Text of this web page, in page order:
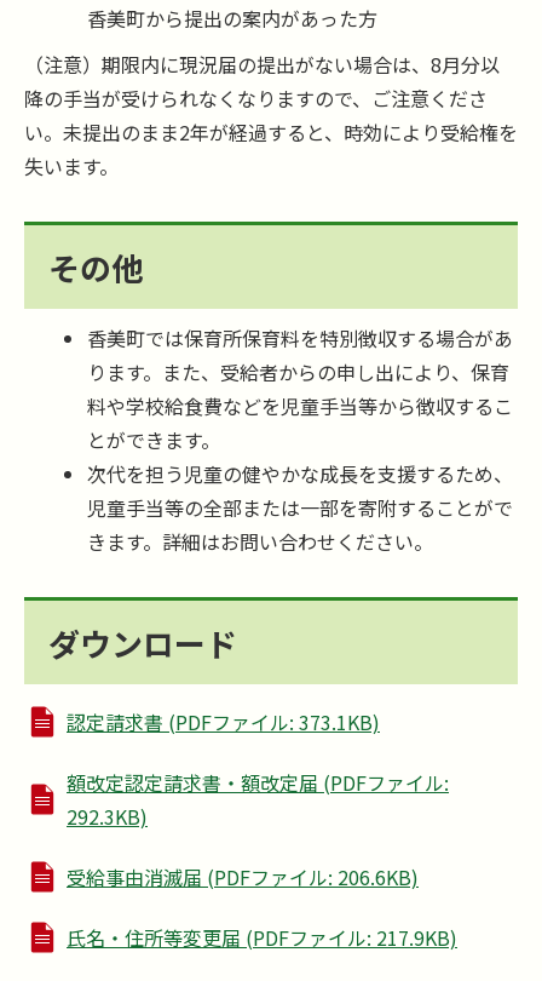
香美町から提出の案内があった方
（注意）期限内に現況届の提出がない場合は、8月分以
降の手当が受けられなくなりますので、ご注意くださ
い。未提出のまま2年が経過すると、時効により受給権を
失います。
その他
香美町では保育所保育料を特別徴収する場合があ
ります。また、受給者からの申し出により、保育
料や学校給食費などを児童手当等から徴収するこ
とができます。
次代を担う児童の健やかな成長を支援するため、
児童手当等の全部または一部を寄附することがで
きます。詳細はお問い合わせください。
ダウンロード
認定請求書 (PDFファイル: 373.1KB)
額改定認定請求書・額改定届 (PDFファイル:
292.3KB)
受給事由消滅届 (PDFファイル: 206.6KB)
氏名・住所等変更届 (PDFファイル: 217.9KB)